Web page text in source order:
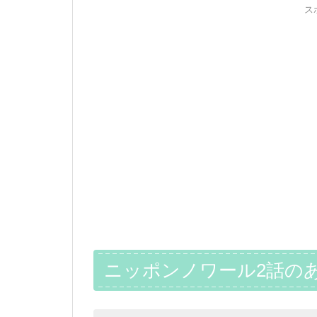
ス
ニッポンノワール2話の